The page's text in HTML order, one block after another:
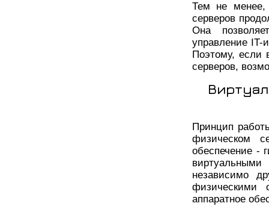
Тем не менее,
серверов
Она
управление IT-
Поэтому, если
серверов,
Принцип
физическом
обеспечение -
независимо
физическими
аппаратное